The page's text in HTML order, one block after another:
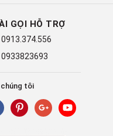
GỌI HỖ TRỢ
0913.374.556
0933823693
chúng tôi